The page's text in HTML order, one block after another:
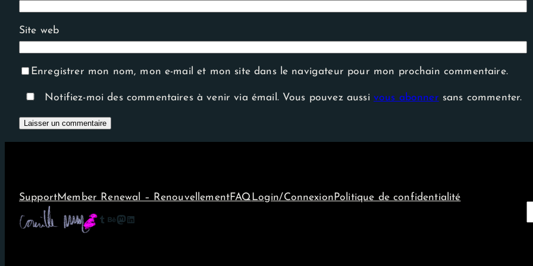
Site web
Enregistrer mon nom, mon e-mail et mon site dans le navigateur pour mon prochain commentaire.
Notifiez-moi des commentaires à venir via émail. Vous pouvez aussi vous abonner sans commenter.
SupportMember Renewal – RenouvellementFAQ Login/Connexion Politique de confidentialité
Tumblr Behance Mastodon LinkedIn
e